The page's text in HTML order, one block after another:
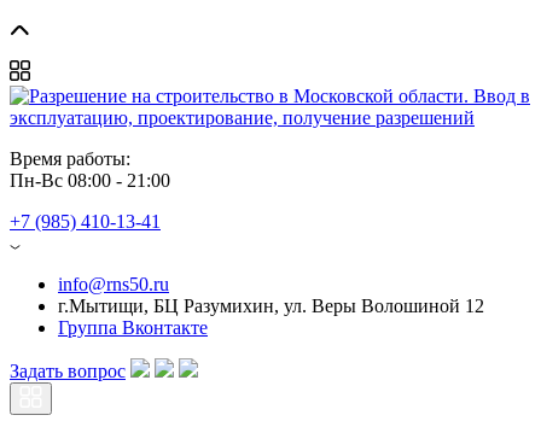
Время работы:
Пн-Вс 08:00 - 21:00
+7 (985) 410-13-41
info@rns50.ru
г.Мытищи, БЦ Разумихин, ул. Веры Волошиной 12
Группа Вконтакте
Задать вопрос